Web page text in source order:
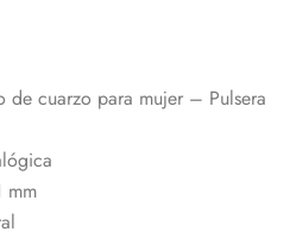
de cuarzo para mujer – Pulsera
mm